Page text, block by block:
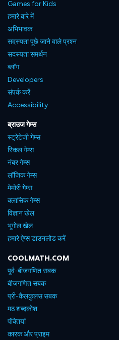
Games for Kids
हमारे बारे में
अभिभावक
सदस्यता पूछे जाने वाले प्रश्न
सदस्यता समर्थन
ब्लॉग
Developers
संपर्क करें
Accessibility
ब्राउज गेम्स
स्ट्रेटेजी गेम्स
स्किल गेम्स
नंबर गेम्स
लॉजिक गेम्स
मेमोरी गेम्स
क्लासिक गेम्स
विज्ञान खेल
भूगोल खेल
हमारे ऐप्स डाउनलोड करें
COOLMATH.COM
पूर्व-बीजगणित सबक
बीजगणित सबक
प्री-कैलकुलस सबक
मठ शब्दकोश
पंक्तियां
कारक और प्राइम